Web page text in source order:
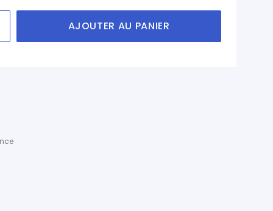
AJOUTER AU PANIER